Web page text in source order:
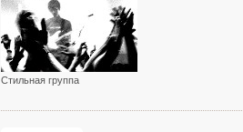
Стильная группа